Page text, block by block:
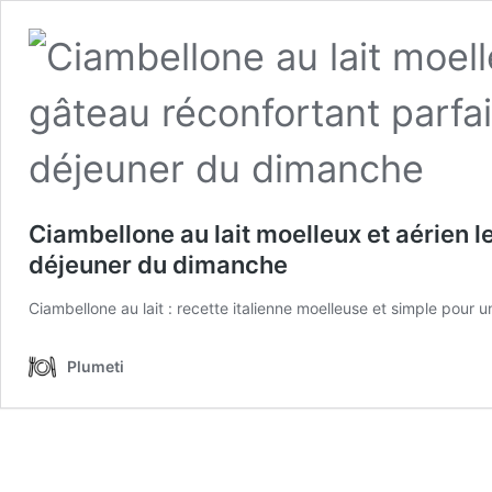
Ciambellone au lait moelleux et
déjeuner du dimanche
Ciambellone au lait : recette italienne moelleuse et simple pour
Plumeti